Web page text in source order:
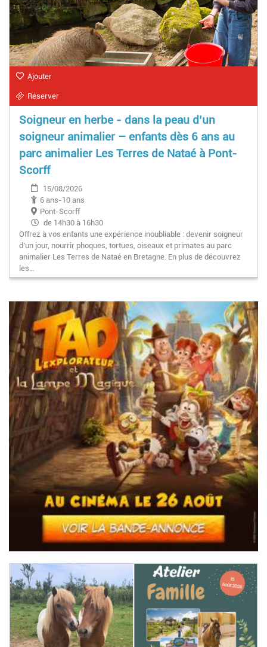
Ajouter
Réserver
Soigneur en herbe - dans la peau d’un
soigneur animalier – enfants dès 6 ans au
parc animalier Les Terres de Nataé à Pont-
Scorff
15/08/2026
6 ans-10 ans
Pont-Scorff
de 14h30 à 16h30
Offrez à vos enfants une expérience inoubliable : devenir soigneur
d’un jour, nourrir phoques, tortues, oiseaux et primates au parc
animalier Les Terres de Nataé en Bretagne. En plus de découvrez
les…